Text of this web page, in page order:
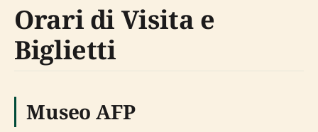
Orari di Visita e
Biglietti
Museo AFP